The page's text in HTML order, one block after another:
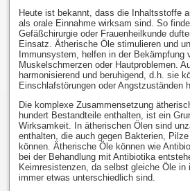
Heute ist bekannt, dass die Inhaltsstoffe
als orale Einnahme wirksam sind. So
Gefäßchirurgie oder Frauenheilkunde
Einsatz. Ätherische Öle stimulieren und
Immunsystem, helfen in der Bekämpfung
Muskelschmerzen oder Hautproblemen.
harmonisierend und beruhigend, d.h. sie
Einschlafstörungen oder Angstzuständen
Die komplexe Zusammensetzung
hundert Bestandteile enthalten, ist ein
Wirksamkeit. In ätherischen Ölen sind
enthalten, die auch gegen Bakterien,
können. Ätherische Öle können wie
bei der Behandlung mit Antibiotika
Keimresistenzen, da selbst gleiche Öle in
immer etwas unterschiedlich sind.